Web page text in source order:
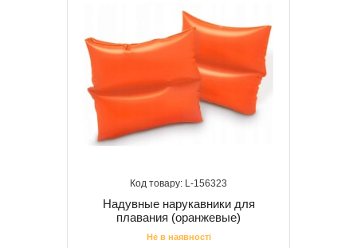
156323
Надувные нарукавники для
плавания (оранжевые)